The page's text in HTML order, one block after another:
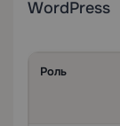
WordPress
Роль